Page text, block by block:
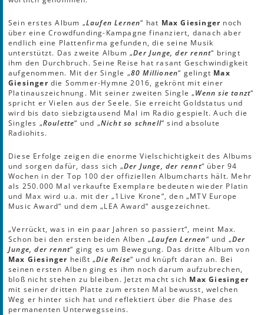
Sein erstes Album „Laufen Lernen“ hat Max Giesinger noch
über eine Crowdfunding-Kampagne finanziert, danach aber
endlich eine Plattenfirma gefunden, die seine Musik
unterstützt. Das zweite Album „Der Junge, der rennt“ bringt
ihm den Durchbruch. Seine Reise hat rasant Geschwindigkeit
aufgenommen. Mit der Single „80 Millionen“ gelingt Max
Giesingerdie Sommer-Hymne 2016, gekrönt mit einer
Platinauszeichnung. Mit seiner zweiten Single „Wenn sie tanzt“
spricht er Vielen aus der Seele. Sie erreicht Goldstatus und
wird bis dato siebzigtausend Mal im Radio gespielt. Auch die
Singles „Roulette“ und „Nicht so schnell“ sind absolute
Radiohits.
Diese Erfolge zeigen die enorme Vielschichtigkeit des Albums
und sorgen dafür, dass sich „Der Junge, der rennt“ über 94
Wochen in der Top 100 der offiziellen Albumcharts hält. Mehr
als 250.000 Mal verkaufte Exemplare bedeuten wieder Platin
und Max wird u.a. mit der „1Live Krone“, den „MTV Europe
Music Award“ und dem „LEA Award“ ausgezeichnet.
„Verrückt, was in ein paar Jahren so passiert“, meint Max.
Schon bei den ersten beiden Alben „Laufen Lernen“ und „Der
Junge, der rennt“ ging es um Bewegung. Das dritte Album von
Max Giesinger heißt „Die Reise“ und knüpft daran an. Bei
seinen ersten Alben ging es ihm noch darum aufzubrechen,
bloß nicht stehen zu bleiben. Jetzt macht sich Max Giesinger
mit seiner dritten Platte zum ersten Mal bewusst, welchen
Weg er hinter sich hat und reflektiert über die Phase des
permanenten Unterwegsseins.